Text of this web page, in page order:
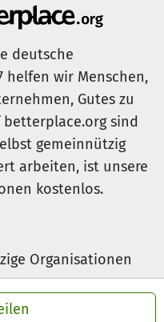
deutsche
helfen wir Menschen,
Gutes zu
sind
gemeinnützig
arbeiten, ist unsere
kostenlos.
Organisationen
Zweck